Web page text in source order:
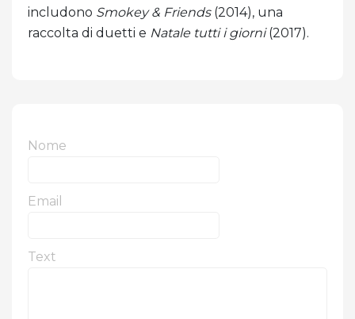
includono Smokey & Friends(2014), una
raccolta di duetti e Natale tutti i giorni(2017).
Nome
Email
Text